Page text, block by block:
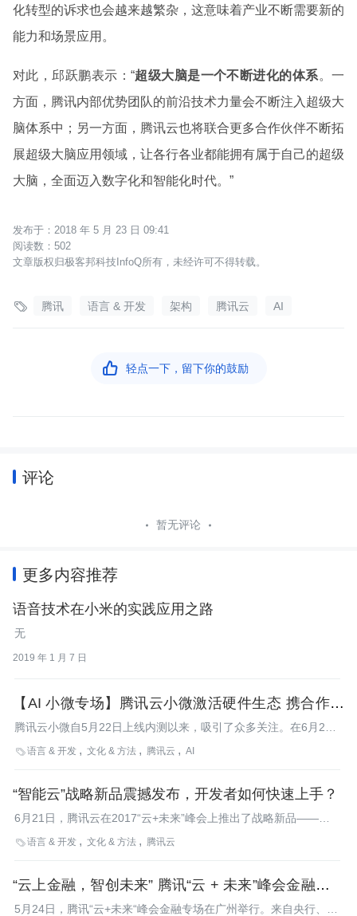
化转型的诉求也会越来越繁杂，这意味着产业不断需要新的
能力和场景应用。
对此，邱跃鹏表示：“超级大脑是一个不断进化的体系。一
方面，腾讯内部优势团队的前沿技术力量会不断注入超级大
脑体系中；另一方面，腾讯云也将联合更多合作伙伴不断拓
展超级大脑应用领域，让各行各业都能拥有属于自己的超级
大脑，全面迈入数字化和智能化时代。”
2018 年 5 月 23 日 09:41
502
文章版权归极客邦科技InfoQ所有，未经许可不得转载。
 腾讯 语言 & 开发 架构 腾讯云 AI
 轻点一下，留下你的鼓励
评论
暂无评论
更多内容推荐
语音技术在小米的实践应用之路
无
2019 年 1 月 7 日
【AI 小微专场】腾讯云小微激活硬件生态 携合作伙
伴产品正式亮相
腾讯云小微自5月22日上线内测以来，吸引了众多关注。在6月22
日腾讯“云+未来”峰会现场，腾讯云小微以“声音连接物理世界”为主
语言 & 开发 文化 & 方法 腾讯云 AI
“智能云”战略新品震撼发布，开发者如何快速上手？
6月21日，腾讯云在2017“云+未来”峰会上推出了战略新品——智
能云，宣布将腾讯积累近20年的AI能力向政府、企业和开发者开
如何快速接入并使用这三大 AI 能力，节省自身的开发成本，同时
极大提升开发效率和用户体验。
语言 & 开发 文化 & 方法 腾讯云
“云上金融，智创未来” 腾讯“云 + 未来”峰会金融专场
在广州举行
5月24日，腾讯“云+未来“峰会金融专场在广州举行。来自央行、腾